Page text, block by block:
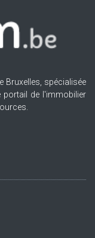
Bruxelles, spécialisée
portail de l'immobilier